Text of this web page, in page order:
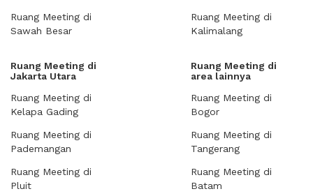
Ruang Meeting di
Sawah Besar
Ruang Meeting di
Kalimalang
Ruang Meeting di
Jakarta Utara
Ruang Meeting di
Kelapa Gading
Ruang Meeting di
Pademangan
Ruang Meeting di
Pluit
Ruang Meeting di
area lainnya
Ruang Meeting di
Bogor
Ruang Meeting di
Tangerang
Ruang Meeting di
Batam